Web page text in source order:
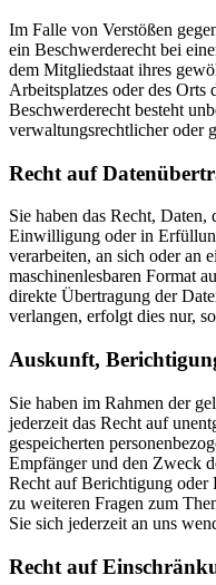
Im Falle von Verstößen
ein Beschwerderecht bei
dem Mitgliedstaat ihres
Arbeitsplatzes oder des Orts
Beschwerderecht besteht
verwaltungsrechtlicher oder
Recht auf
Sie haben das Recht,
Einwilligung oder in
verarbeiten, an sich oder an
maschinenlesbaren Format
direkte Übertragung der
verlangen, erfolgt dies nur,
Auskunft,
Sie haben im Rahmen der
jederzeit das Recht auf
gespeicherten
Empfänger und den Zweck
Recht auf Berichtigung oder
zu weiteren Fragen zum
Sie sich jederzeit an uns
Recht auf